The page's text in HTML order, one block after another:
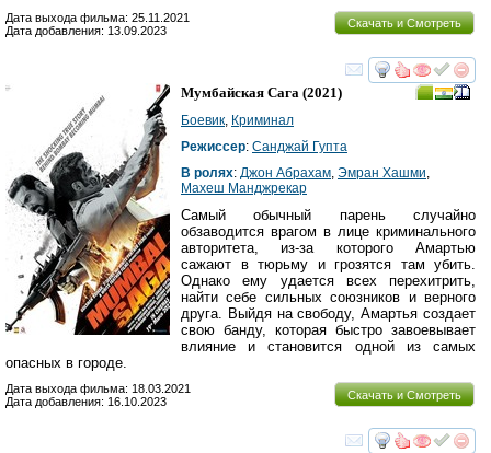
Скачать и Смотреть
Дата выхода фильма: 25.11.2021
Дата добавления: 13.09.2023
смотреть
Мумбайская Сага (2021)
Боевик Криминал
Режиссер: Санджай Гупта
В ролях: Джон Абрахам Эмран Хашми
Махеш Манджрекар
Самый обычный парень случайно
обзаводится врагом в лице криминального
авторитета, из-за которого Амартью
сажают в тюрьму и грозятся там убить.
Однако ему удается всех перехитрить,
найти себе сильных союзников и верного
друга. Выйдя на свободу, Амартья создает
свою банду, которая быстро завоевывает
влияние и становится одной из самых
опасных в городе.
Скачать и Смотреть
Дата выхода фильма: 18.03.2021
Дата добавления: 16.10.2023